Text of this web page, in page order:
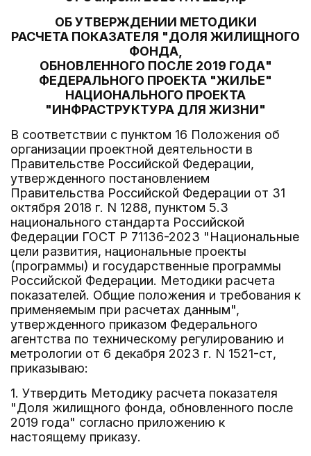
ОБ УТВЕРЖДЕНИИ МЕТОДИКИ
РАСЧЕТА ПОКАЗАТЕЛЯ "ДОЛЯ ЖИЛИЩНОГО
ФОНДА,
ОБНОВЛЕННОГО ПОСЛЕ 2019 ГОДА"
ФЕДЕРАЛЬНОГО ПРОЕКТА "ЖИЛЬЕ"
НАЦИОНАЛЬНОГО ПРОЕКТА
"ИНФРАСТРУКТУРА ДЛЯ ЖИЗНИ"
В соответствии с пунктом 16 Положения об
организации проектной деятельности в
Правительстве Российской Федерации,
утвержденного постановлением
Правительства Российской Федерации от 31
октября 2018 г. N 1288, пунктом 5.3
национального стандарта Российской
Федерации ГОСТ Р 71136-2023 "Национальные
цели развития, национальные проекты
(программы) и государственные программы
Российской Федерации. Методики расчета
показателей. Общие положения и требования к
применяемым при расчетах данным",
утвержденного приказом Федерального
агентства по техническому регулированию и
метрологии от 6 декабря 2023 г. N 1521-ст,
приказываю:
1. Утвердить Методику расчета показателя
"Доля жилищного фонда, обновленного после
2019 года" согласно приложению к
настоящему приказу.